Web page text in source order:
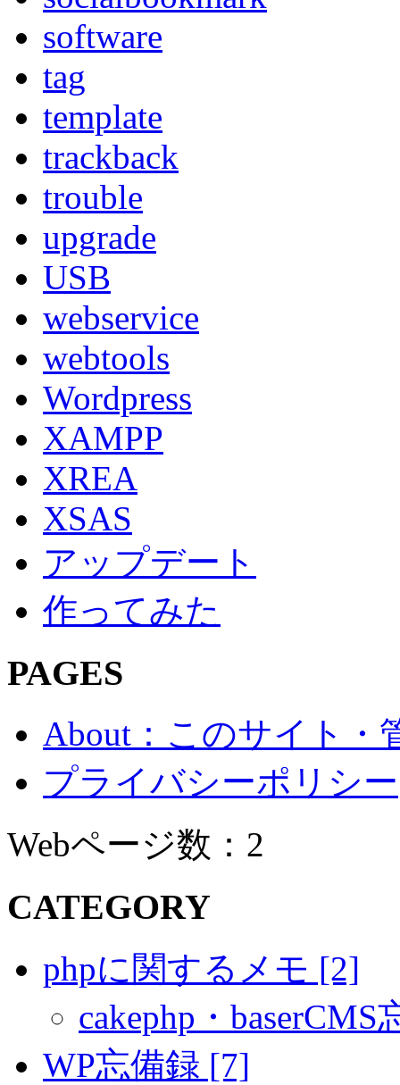
software
tag
template
trackback
trouble
upgrade
USB
webservice
webtools
Wordpress
XAMPP
XREA
XSAS
アップデート
作ってみた
PAGES
About：このサイト・
プライバシーポリシー
Webページ数：2
CATEGORY
phpに関するメモ [2]
cakephp・baserCMS
WP忘備録 [7]